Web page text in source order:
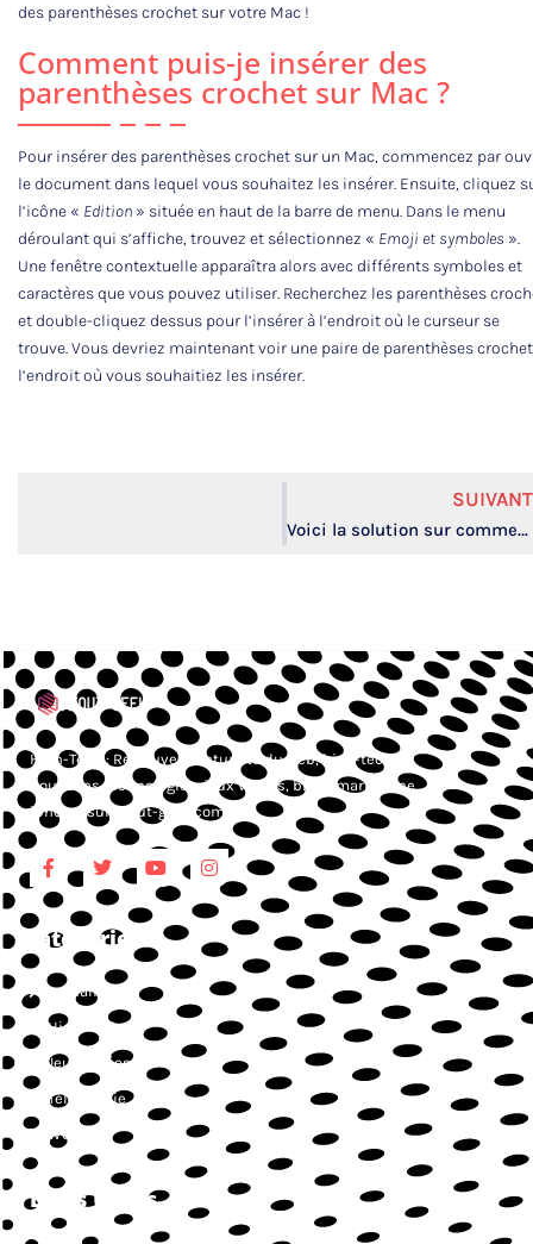
des parenthèses crochet sur votre Mac !
Comment puis-je insérer des
parenthèses crochet sur Mac ?
Pour insérer des parenthèses crochet sur un Mac, commencez par
le document dans lequel vous souhaitez les insérer. Ensuite, cliquez
l’icône « Edition » située en haut de la barre de menu. Dans le menu
déroulant qui s’affiche, trouvez et sélectionnez « Emoji et symboles ».
Une fenêtre contextuelle apparaîtra alors avec différents symboles et
caractères que vous pouvez utiliser. Recherchez les parenthèses
et double-cliquez dessus pour l’insérer à l’endroit où le curseur se
trouve. Vous devriez maintenant voir une paire de parenthèses
l’endroit où vous souhaitiez les insérer.
SUIVANT
Voici la solution sur comment récupérer son compte snapchat sans email et sans numéro
High-Tech : Retrouvez l’actualité du web, high-tech,
nouvelles technologies, jeux vidéos, blog smartphone,
iphone, sur Atout-geek.com.
Catégories
Actualités
High-Tech
Jeux vidéos
Téléphonie
Web
Liens Utiles